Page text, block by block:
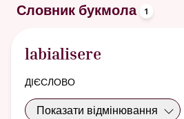
Один результат
Словник букмола 1
labialisere
дієслово
Показати відмінювання